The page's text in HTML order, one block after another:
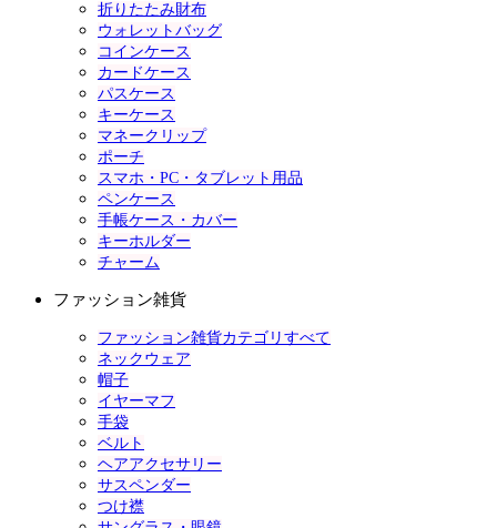
折りたたみ財布
ウォレットバッグ
コインケース
カードケース
パスケース
キーケース
マネークリップ
ポーチ
スマホ・PC・タブレット用品
ペンケース
手帳ケース・カバー
キーホルダー
チャーム
ファッション雑貨
ファッション雑貨カテゴリすべて
ネックウェア
帽子
イヤーマフ
手袋
ベルト
ヘアアクセサリー
サスペンダー
つけ襟